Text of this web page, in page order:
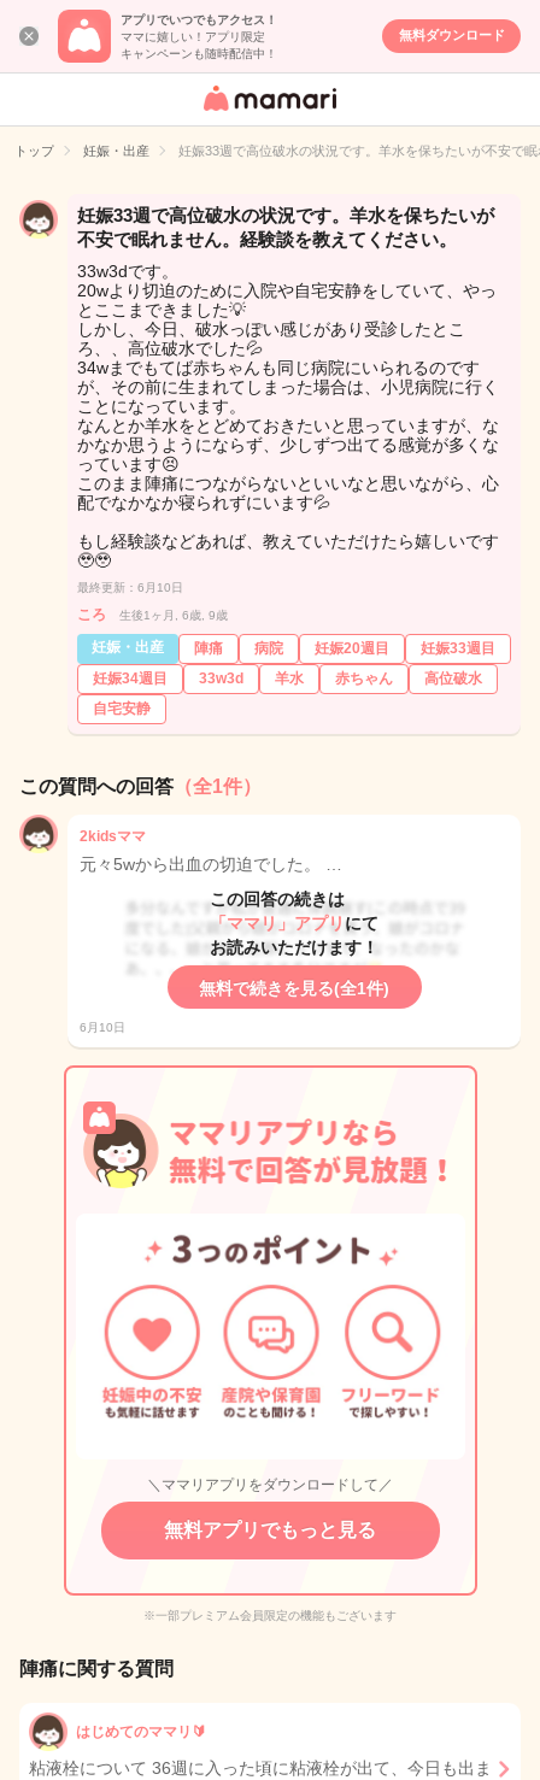
アプリでいつでもアクセス！
ママに嬉しい！アプリ限定
キャンペーンも随時配信中！
無料ダウンロード
女性専用匿名QA
イト
トップ 妊娠・出産 妊娠33週で高位破水の状況です。羊水を保ちたいが不安で
妊娠33週で高位破水の状況です。羊水を保ちたいが
不安で眠れません。経験談を教えてください。
33w3dです。
20wより切迫のために入院や自宅安静をしていて、やっ
とここまできました💡
しかし、今日、破水っぽい感じがあり受診したとこ
ろ、、高位破水でした💦
34wまでもてば赤ちゃんも同じ病院にいられるのです
が、その前に生まれてしまった場合は、小児病院に行く
ことになっています。
なんとか羊水をとどめておきたいと思っていますが、な
かなか思うようにならず、少しずつ出てる感覚が多くな
っています😣
このまま陣痛につながらないといいなと思いながら、心
配でなかなか寝られずにいます💦
もし経験談などあれば、教えていただけたら嬉しいです
🥹🥹
最終更新：6月10日
ころ 生後1ヶ月, 6歳, 9歳
妊娠・出産 陣痛 病院 妊娠20週目
妊娠33週目
妊娠34週目
33w3d 羊水 赤ちゃん
高位破水
自宅安静
この質問への回答 （全1件）
2kidsママ
元々5wから出血の切迫でした。 …
この回答の続きは
「ママリ」アプリ にて
お読みいただけます！
無料で続きを見る(全1件)
6月10日
＼ママリアプリをダウンロードして／
無料アプリでもっと見る
※一部プレミアム会員限定の機能もございます
陣痛に関する質問
はじめてのママリ🔰
粘液栓について 36週に入った頃に粘液栓が出て、今日も出ま